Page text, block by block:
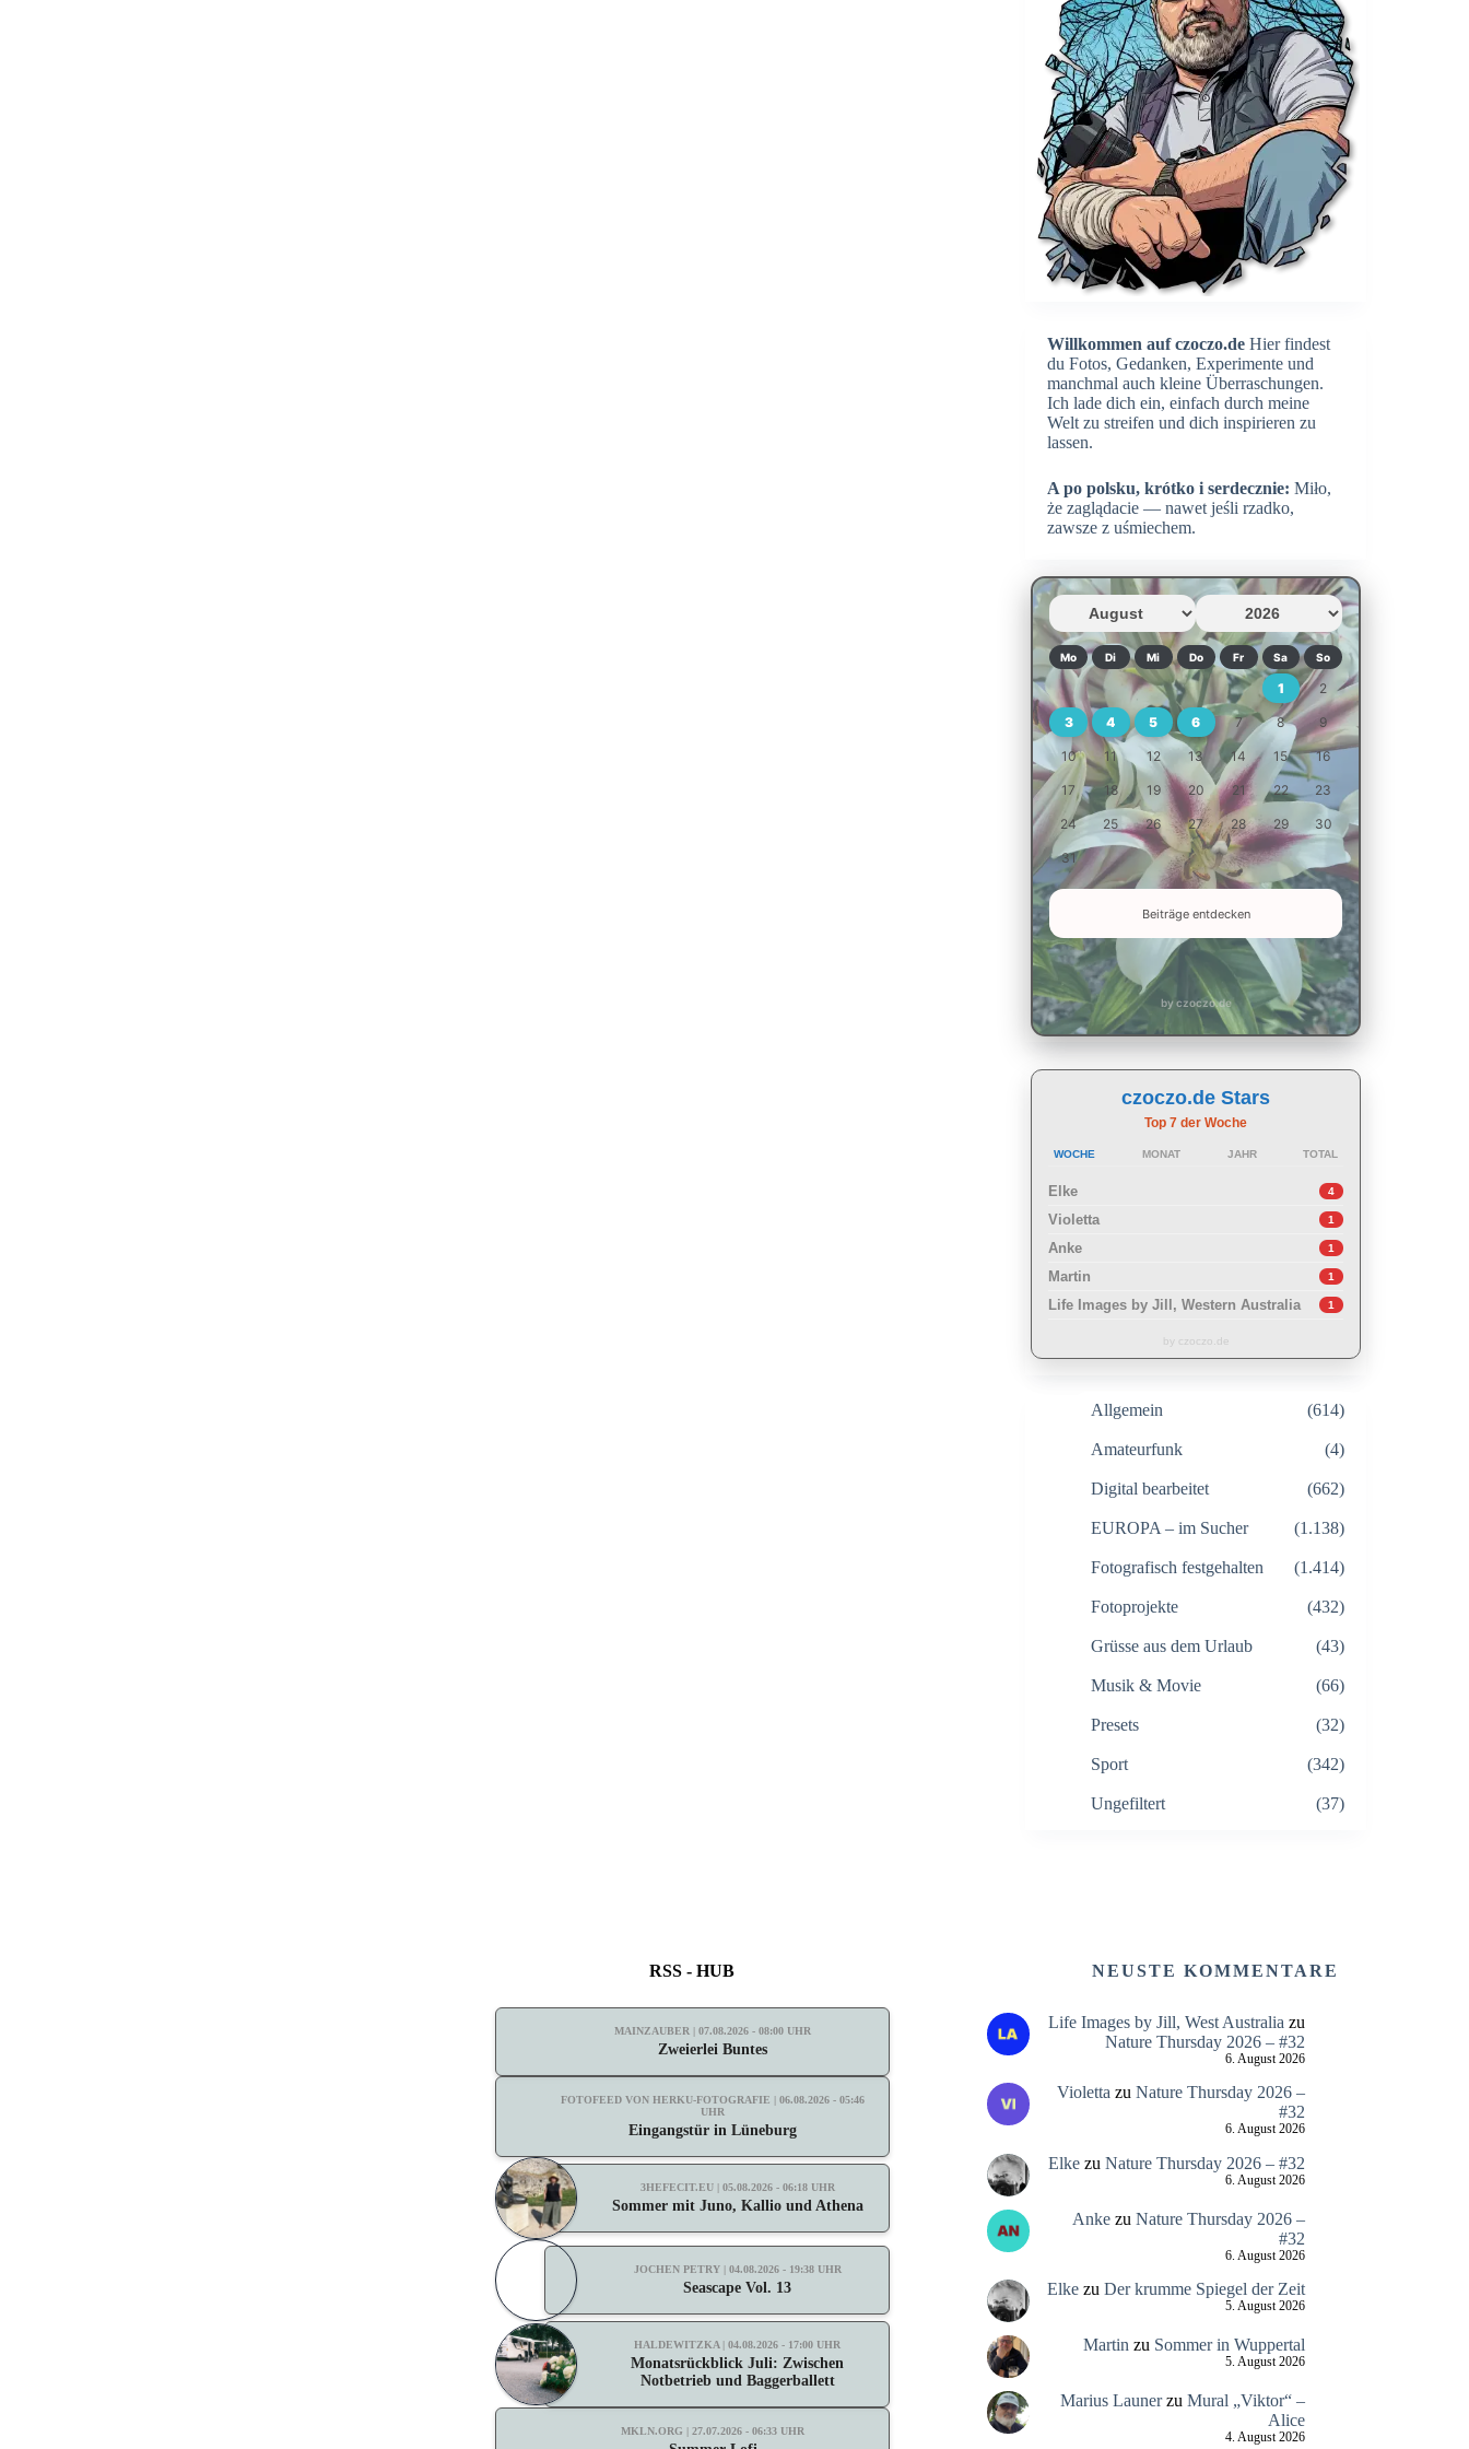
Willkommen auf czoczo.de Hier findest
du Fotos, Gedanken, Experimente und
manchmal auch kleine Überraschungen.
Ich lade dich ein, einfach durch meine
Welt zu streifen und dich inspirieren zu
lassen.
A po polsku, krótko i serdecznie: Miło,
że zaglądacie — nawet jeśli rzadko,
zawsze z uśmiechem.
Mo Di Mi Do Fr Sa So
1 2
3 4 5 6 7 8 9
10 11 12 13 14 15 16
17 18 19 20 21 22 23
24 25 26 27 28 29 30
31
Beiträge entdecken
by czoczo.de
czoczo.de Stars
Top 7 der Woche
WOCHE MONAT JAHR TOTAL
Elke 4
Violetta 1
Anke 1
Martin 1
Life Images by Jill, Western Australia 1
by czoczo.de
Allgemein (614)
Amateurfunk (4)
Digital bearbeitet (662)
EUROPA – im Sucher (1.138)
Fotografisch festgehalten (1.414)
Fotoprojekte (432)
Grüsse aus dem Urlaub (43)
Musik & Movie (66)
Presets (32)
Sport (342)
Ungefiltert (37)
RSS - HUB
MAINZAUBER | 07.08.2026 - 08:00 UHR
Zweierlei Buntes
FOTOFEED VON HERKU-FOTOGRAFIE | 06.08.2026 - 05:46
UHR
Eingangstür in Lüneburg
3HEFECIT.EU | 05.08.2026 - 06:18 UHR
Sommer mit Juno, Kallio und Athena
JOCHEN PETRY | 04.08.2026 - 19:38 UHR
Seascape Vol. 13
HALDEWITZKA | 04.08.2026 - 17:00 UHR
Monatsrückblick Juli: Zwischen
Notbetrieb und Baggerballett
MKLN.ORG | 27.07.2026 - 06:33 UHR
NEUSTE KOMMENTARE
Life Images by Jill, West Australia zu
Nature Thursday 2026 – #32
6. August 2026
Violetta zu Nature Thursday 2026 –
#32
6. August 2026
Elkezu Nature Thursday 2026 – #32
6. August 2026
Ankezu Nature Thursday 2026 –
#32
6. August 2026
Elkezu Der krumme Spiegel der Zeit
5. August 2026
Martin zu Sommer in Wuppertal
5. August 2026
Marius Launerzu Mural „Viktor“ –
Alice
4. August 2026